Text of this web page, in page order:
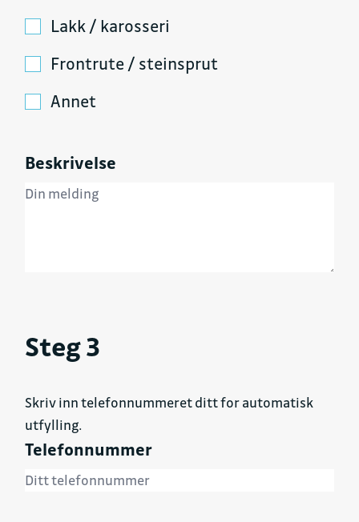
Lakk / karosseri
Frontrute / steinsprut
Annet
Beskrivelse
Steg 3
Skriv inn telefonnummeret ditt for automatisk
utfylling.
Telefonnummer